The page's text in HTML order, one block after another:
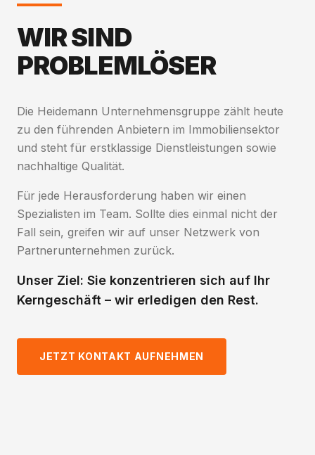
WIR SIND
PROBLEMLÖSER
Die Heidemann Unternehmensgruppe zählt heute
zu den führenden Anbietern im Immobiliensektor
und steht für erstklassige Dienstleistungen sowie
nachhaltige Qualität.
Für jede Herausforderung haben wir einen
Spezialisten im Team. Sollte dies einmal nicht der
Fall sein, greifen wir auf unser Netzwerk von
Partnerunternehmen zurück.
Unser Ziel: Sie konzentrieren sich auf Ihr
Kerngeschäft – wir erledigen den Rest.
JETZT KONTAKT AUFNEHMEN